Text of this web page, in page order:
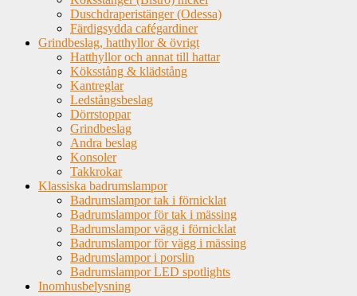
Duschdraperistänger (Odessa)
Färdigsydda cafégardiner
Grindbeslag, hatthyllor & övrigt
Hatthyllor och annat till hattar
Köksstång & klädstång
Kantreglar
Ledstångsbeslag
Dörrstoppar
Grindbeslag
Andra beslag
Konsoler
Takkrokar
Klassiska badrumslampor
Badrumslampor tak i förnicklat
Badrumslampor för tak i mässing
Badrumslampor vägg i förnicklat
Badrumslampor för vägg i mässing
Badrumslampor i porslin
Badrumslampor LED spotlights
Inomhusbelysning